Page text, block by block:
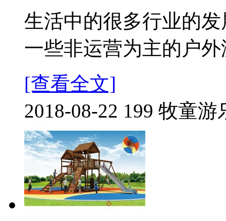
生活中的很多行业的
一些非运营为主的户
[查看全文]
2018-08-22 199 牧童游